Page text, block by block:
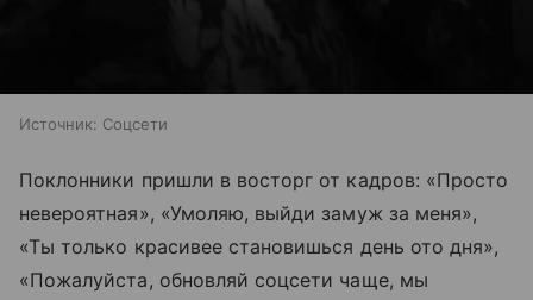
Источник: Соцсети
Поклонники пришли в восторг от кадров: «Просто
невероятная», «Умоляю, выйди замуж за меня»,
«Ты только красивее становишься день ото дня»,
«Пожалуйста, обновляй соцсети чаще, мы